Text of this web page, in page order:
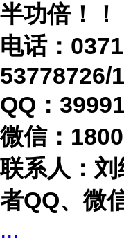
半功倍！！
电话：
QQ：
微信：
联系人：
者QQ、微
...